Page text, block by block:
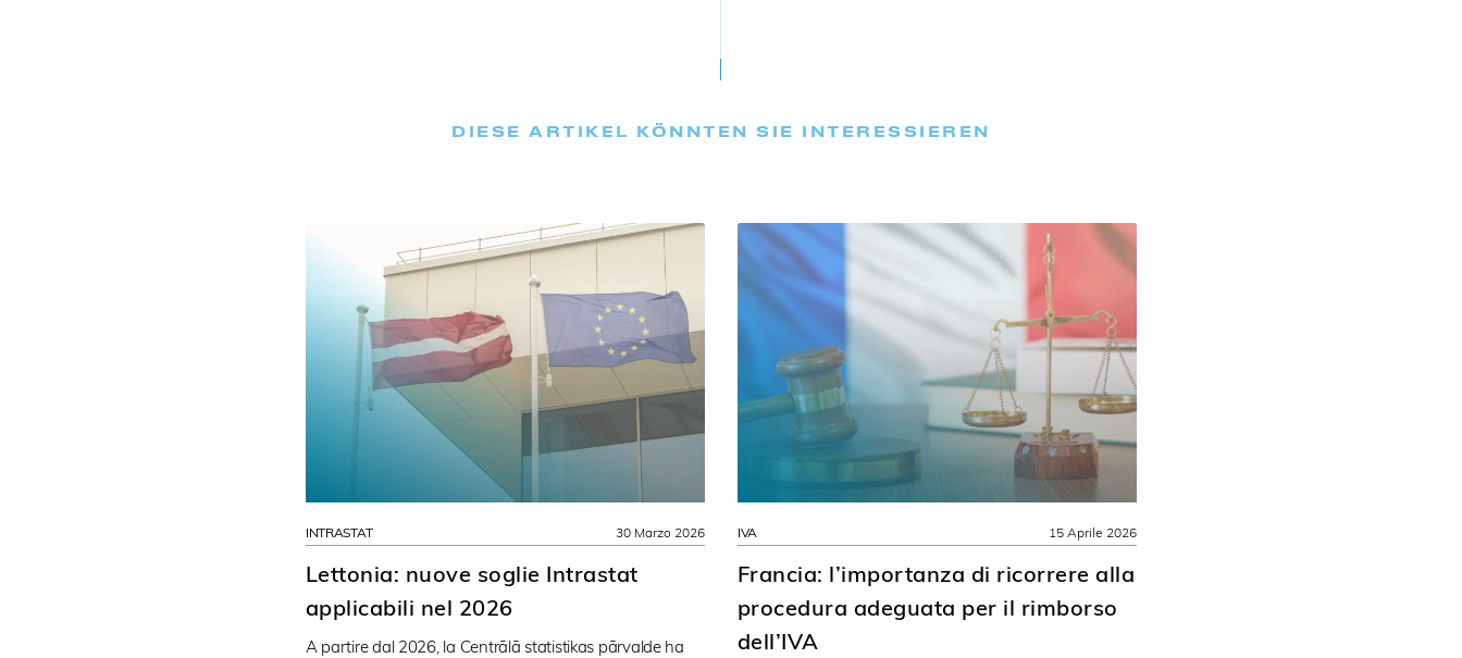
DIESE ARTIKEL KÖNNTEN SIE INTERESSIEREN
INTRASTAT
Lettonia: nuove soglie Intrastat
applicabili nel 2026
A partire dal 2026, la Centrālā statistikas pārvalde ha
30 Marzo 2026 IVA
Francia: l’importanza di ricorrere alla
procedura adeguata per il rimborso
dell’IVA
15 Aprile 2026